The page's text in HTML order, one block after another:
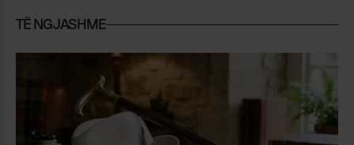
TË NGJASHME